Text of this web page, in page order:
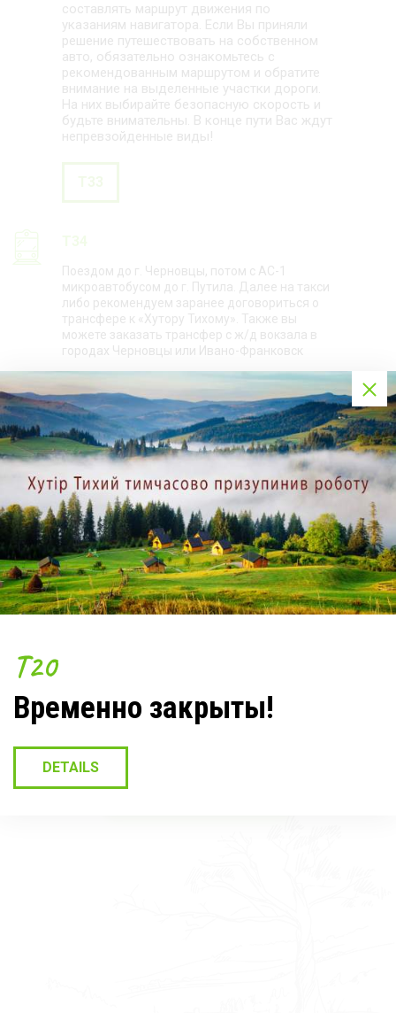
составлять маршрут движения по
указаниям навигатора. Если Вы приняли
решение путешествовать на собственном
авто, обязательно ознакомьтесь с
рекомендованным маршрутом и обратите
внимание на выделенные участки дороги.
На них выбирайте безопасную скорость и
будьте внимательны. В конце пути Вас ждут
непревзойденные виды!
Поездом до г. Черновцы, потом с АС-1
микроавтобусом до г. Путила. Далее на такси
либо рекомендуем заранее договориться о
трансфере к «Хутору Тихому». Также вы
можете заказать трансфер с ж/д вокзала в
городах Черновцы или Ивано-Франковск
T36
Самолетом в г. Ивано-Франковск. С
аэропорта рекомендуем заранее
договориться о трансфере к Хутору Тихому
T25
T20
Временно закрыты!
DETAILS